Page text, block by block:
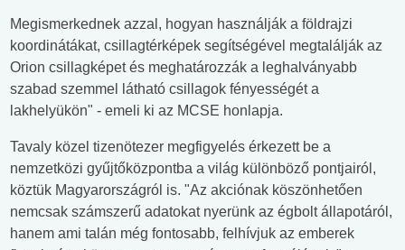
Megismerkednek azzal, hogyan használják a földrajzi
koordinátákat, csillagtérképek segítségével megtalálják az
Orion csillagképet és meghatározzák a leghalványabb
szabad szemmel látható csillagok fényességét a
lakhelyükön" - emeli ki az MCSE honlapja.
Tavaly közel tizenötezer megfigyelés érkezett be a
nemzetközi gyűjtőközpontba a világ különböző pontjairól,
köztük Magyarországról is. "Az akciónak köszönhetően
nemcsak számszerű adatokat nyerünk az égbolt állapotáról,
hanem ami talán még fontosabb, felhívjuk az emberek